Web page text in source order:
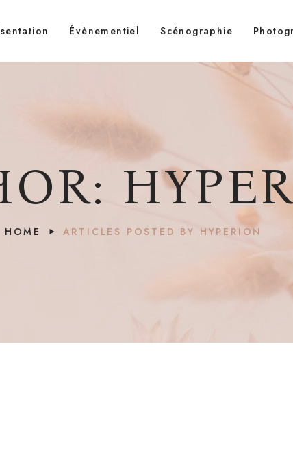
Évènementiel Scénographie
HOME ARTICLES POSTED BY HYPERION